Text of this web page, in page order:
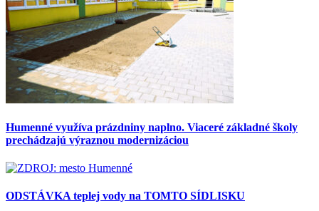
Humenné využíva prázdniny naplno. Viaceré základné školy
prechádzajú výraznou modernizáciou
ODSTÁVKA teplej vody na TOMTO SÍDLISKU